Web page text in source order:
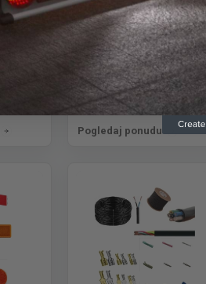
Carinske sajle
Pogledaj ponudu